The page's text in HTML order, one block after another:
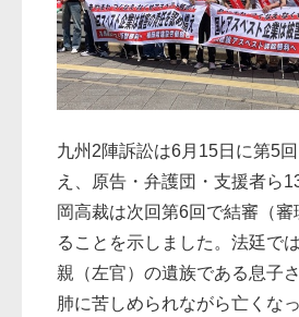
九州2陣訴訟は6月15日に第5
え、原告・弁護団・支援者ら
岡高裁は次回第6回で結審（
ることを示しました。法廷で
親（左官）の遺族である息子
肺に苦しめられながら亡くな